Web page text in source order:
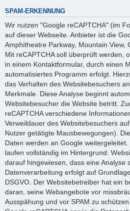
SPAM-ERKENNUNG
Wir nutzen "Google reCAPTCHA" (im
auf dieser Webseite. Anbieter ist die
Amphitheatre Parkway, Mountain View,
Mit reCAPTCHA soll überprüft werden,
in einem Kontaktformular, durch einen
automatisiertes Programm erfolgt.
das Verhalten des Websitebesuchers
Merkmale. Diese Analyse beginnt
Websitebesucher die Website betritt.
reCAPTCHA verschiedene
Verweildauer des Websitebesuchers
Nutzer getätigte Mausbewegungen).
Daten werden an Google
laufen vollständig im Hintergrund.
darauf hingewiesen, dass eine Analyse
Datenverarbeitung erfolgt auf
DSGVO. Der Websitebetreiber hat ein
daran, seine Webangebote vor
Ausspähung und vor SPAM zu